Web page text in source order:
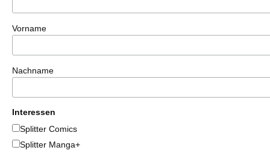
Vorname
Nachname
Interessen
Splitter Comics
Splitter Manga+